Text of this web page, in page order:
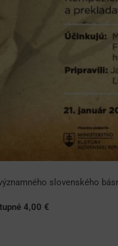
slovenského
4,00 €